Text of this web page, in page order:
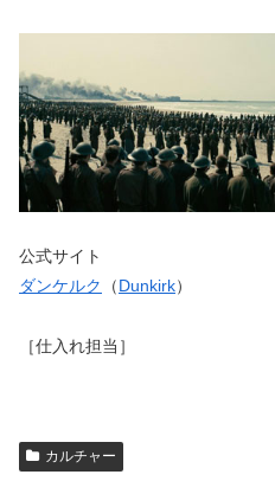
公式サイト
ダンケルク
（Dunkirk）
［仕入れ担当］
カルチャー